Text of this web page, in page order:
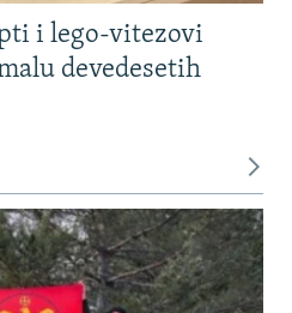
i lego-vitezovi
devedesetih